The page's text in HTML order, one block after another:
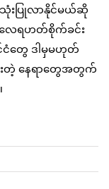
းပြုလာနိုင်မယ်ဆို
လေရဟတ်စိုက်ခင်း
တွေ ဒါမှမဟုတ်
နေရာတွေအတွက်